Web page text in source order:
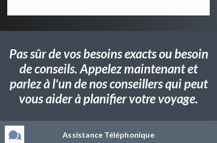
Pas sûr de vos besoins exacts ou besoin
de conseils. Appelez maintenant et
parlez à l'un de nos conseillers qui peut
vous aider à planifier votre voyage.
Assistance Téléphonique